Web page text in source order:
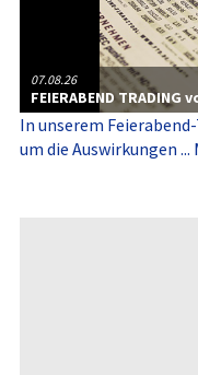
07.08.26
FEIERABEND
In unserem
um die Auswirkungen ...